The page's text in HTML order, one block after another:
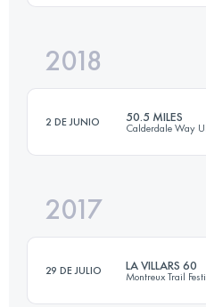
Inicia sesión para
Inicia sesión para
2018
2 DE JUNIO 50.5 MILES
Calderdale Way
Inicia sesión para
2017
29 DE JULIO LA VILLARS 60
Montreux Trail